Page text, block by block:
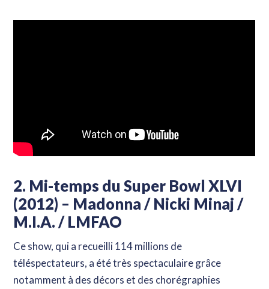
2. Mi-temps du Super Bowl XLVI
(2012) – Madonna / Nicki Minaj /
M.I.A. / LMFAO
Ce show, qui a recueilli 114 millions de
téléspectateurs, a été très spectaculaire grâce
notamment à des décors et des chorégraphies